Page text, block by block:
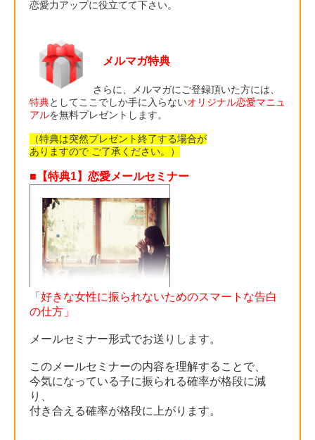
恋愛力アップに役立てて下さい。
メルマガ特典
さらに、メルマガにご登録頂いた方には、
特典としてここでしか手に入らないオリジナル恋愛マニュ
アルを無料プレゼントします。
（特典は突然プレゼント終了する場合が
ありますので ご了承ください。）
■【特典1】恋愛メールセミナー
「好きな女性に振られないためのスマートな告白
の仕方」
メールセミナー形式でお送りします。
このメールセミナーの内容を理解することで、
今気になっている子に振られる確率が格段に減
り、
付き合える確率が格段に上がります。